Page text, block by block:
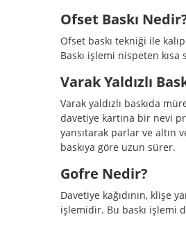
Ofset Baskı
Ofset baskı tekniği ile
Baskı işlemi nispeten
Varak Yaldızlı
Varak yaldızlı baskıda
davetiye kartına bir nevi
yansıtarak parlar ve altın
baskıya göre uzun sürer.
Gofre Nedir?
Davetiye kağıdının, klişe
işlemidir. Bu baskı işlemi